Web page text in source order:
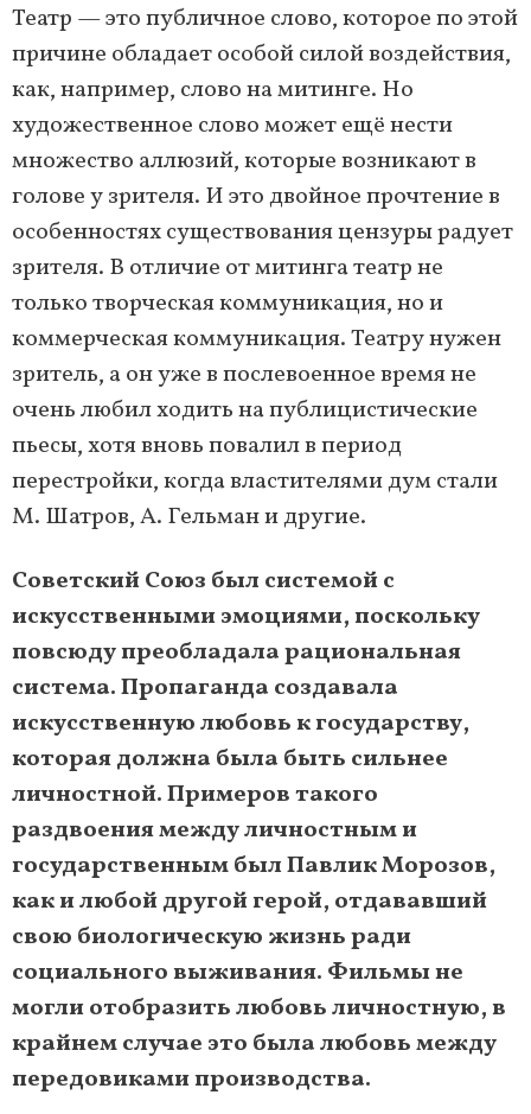
Театр — это публичное слово, которое по этой
причине обладает особой силой воздействия,
как, например, слово на митинге. Но
художественное слово может ещё нести
множество аллюзий, которые возникают в
голове у зрителя. И это двойное прочтение в
особенностях существования цензуры радует
зрителя. В отличие от митинга театр не
только творческая коммуникация, но и
коммерческая коммуникация. Театру нужен
зритель, а он уже в послевоенное время не
очень любил ходить на публицистические
пьесы, хотя вновь повалил в период
перестройки, когда властителями дум стали
М. Шатров, А. Гельман и другие.
Советский Союз был системой с
искусственными эмоциями, поскольку
повсюду преобладала рациональная
система. Пропаганда создавала
искусственную любовь к государству,
которая должна была быть сильнее
личностной. Примеров такого
раздвоения между личностным и
государственным был Павлик Морозов,
как и любой другой герой, отдававший
свою биологическую жизнь ради
социального выживания. Фильмы не
могли отобразить любовь личностную, в
крайнем случае это была любовь между
передовиками производства.